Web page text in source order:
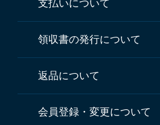
支払いについて
領収書の発行について
返品について
会員登録・変更について